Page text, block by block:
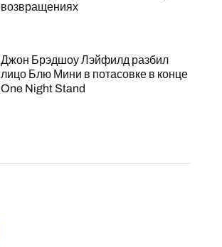
возвращениях
Джон Брэдшоу Лэйфилд разбил
лицо Блю Мини в потасовке в конце
One Night Stand